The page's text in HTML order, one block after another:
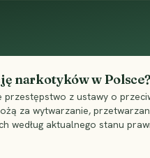
narkotyków w Polsce?
z ustawy o
za wytwarzanie,
według aktualnego stanu